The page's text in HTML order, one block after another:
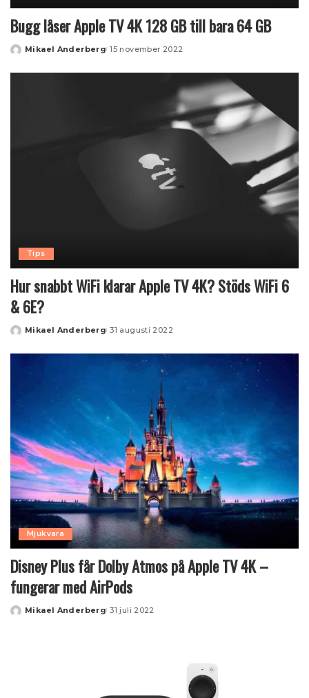
Bugg låser Apple TV 4K 128 GB till bara 64 GB
Posted
Mikael Anderberg 15 november 2022
Tips
Hur snabbt WiFi klarar Apple TV 4K? Stöds WiFi 6
& 6E?
Posted
Mikael Anderberg 31 augusti 2022
Mjukvara
Disney Plus får Dolby Atmos på Apple TV 4K –
fungerar med AirPods
Posted
Mikael Anderberg 31 juli 2022